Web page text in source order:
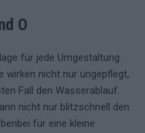
O
für jede Umgestaltung.
wirken nicht nur ungepflegt,
Fall den Wasserablauf.
nicht nur blitzschnell den
für eine kleine